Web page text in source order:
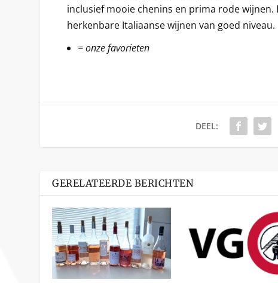
inclusief mooie chenins en prima rode wijnen.
herkenbare Italiaanse wijnen van goed niveau.
= onze favorieten
DEEL:
GERELATEERDE BERICHTEN